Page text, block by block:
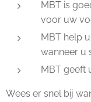
MBT is
voor uw
MBT help
wanneer u
MBT geeft
Wees er snel bij